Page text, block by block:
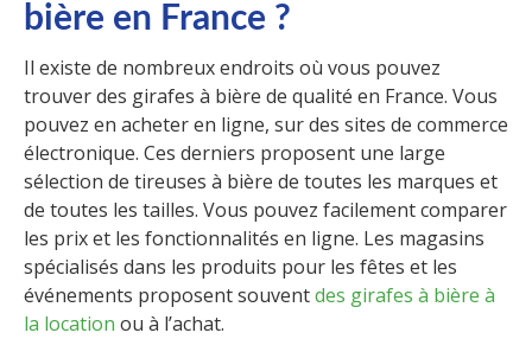
bière en France ?
Il existe de nombreux endroits où vous pouvez
trouver des girafes à bière de qualité en France. Vous
pouvez en acheter en ligne, sur des sites de commerce
électronique. Ces derniers proposent une large
sélection de tireuses à bière de toutes les marques et
de toutes les tailles. Vous pouvez facilement comparer
les prix et les fonctionnalités en ligne. Les magasins
spécialisés dans les produits pour les fêtes et les
événements proposent souventdes girafes à bière à
la location ou à l’achat.